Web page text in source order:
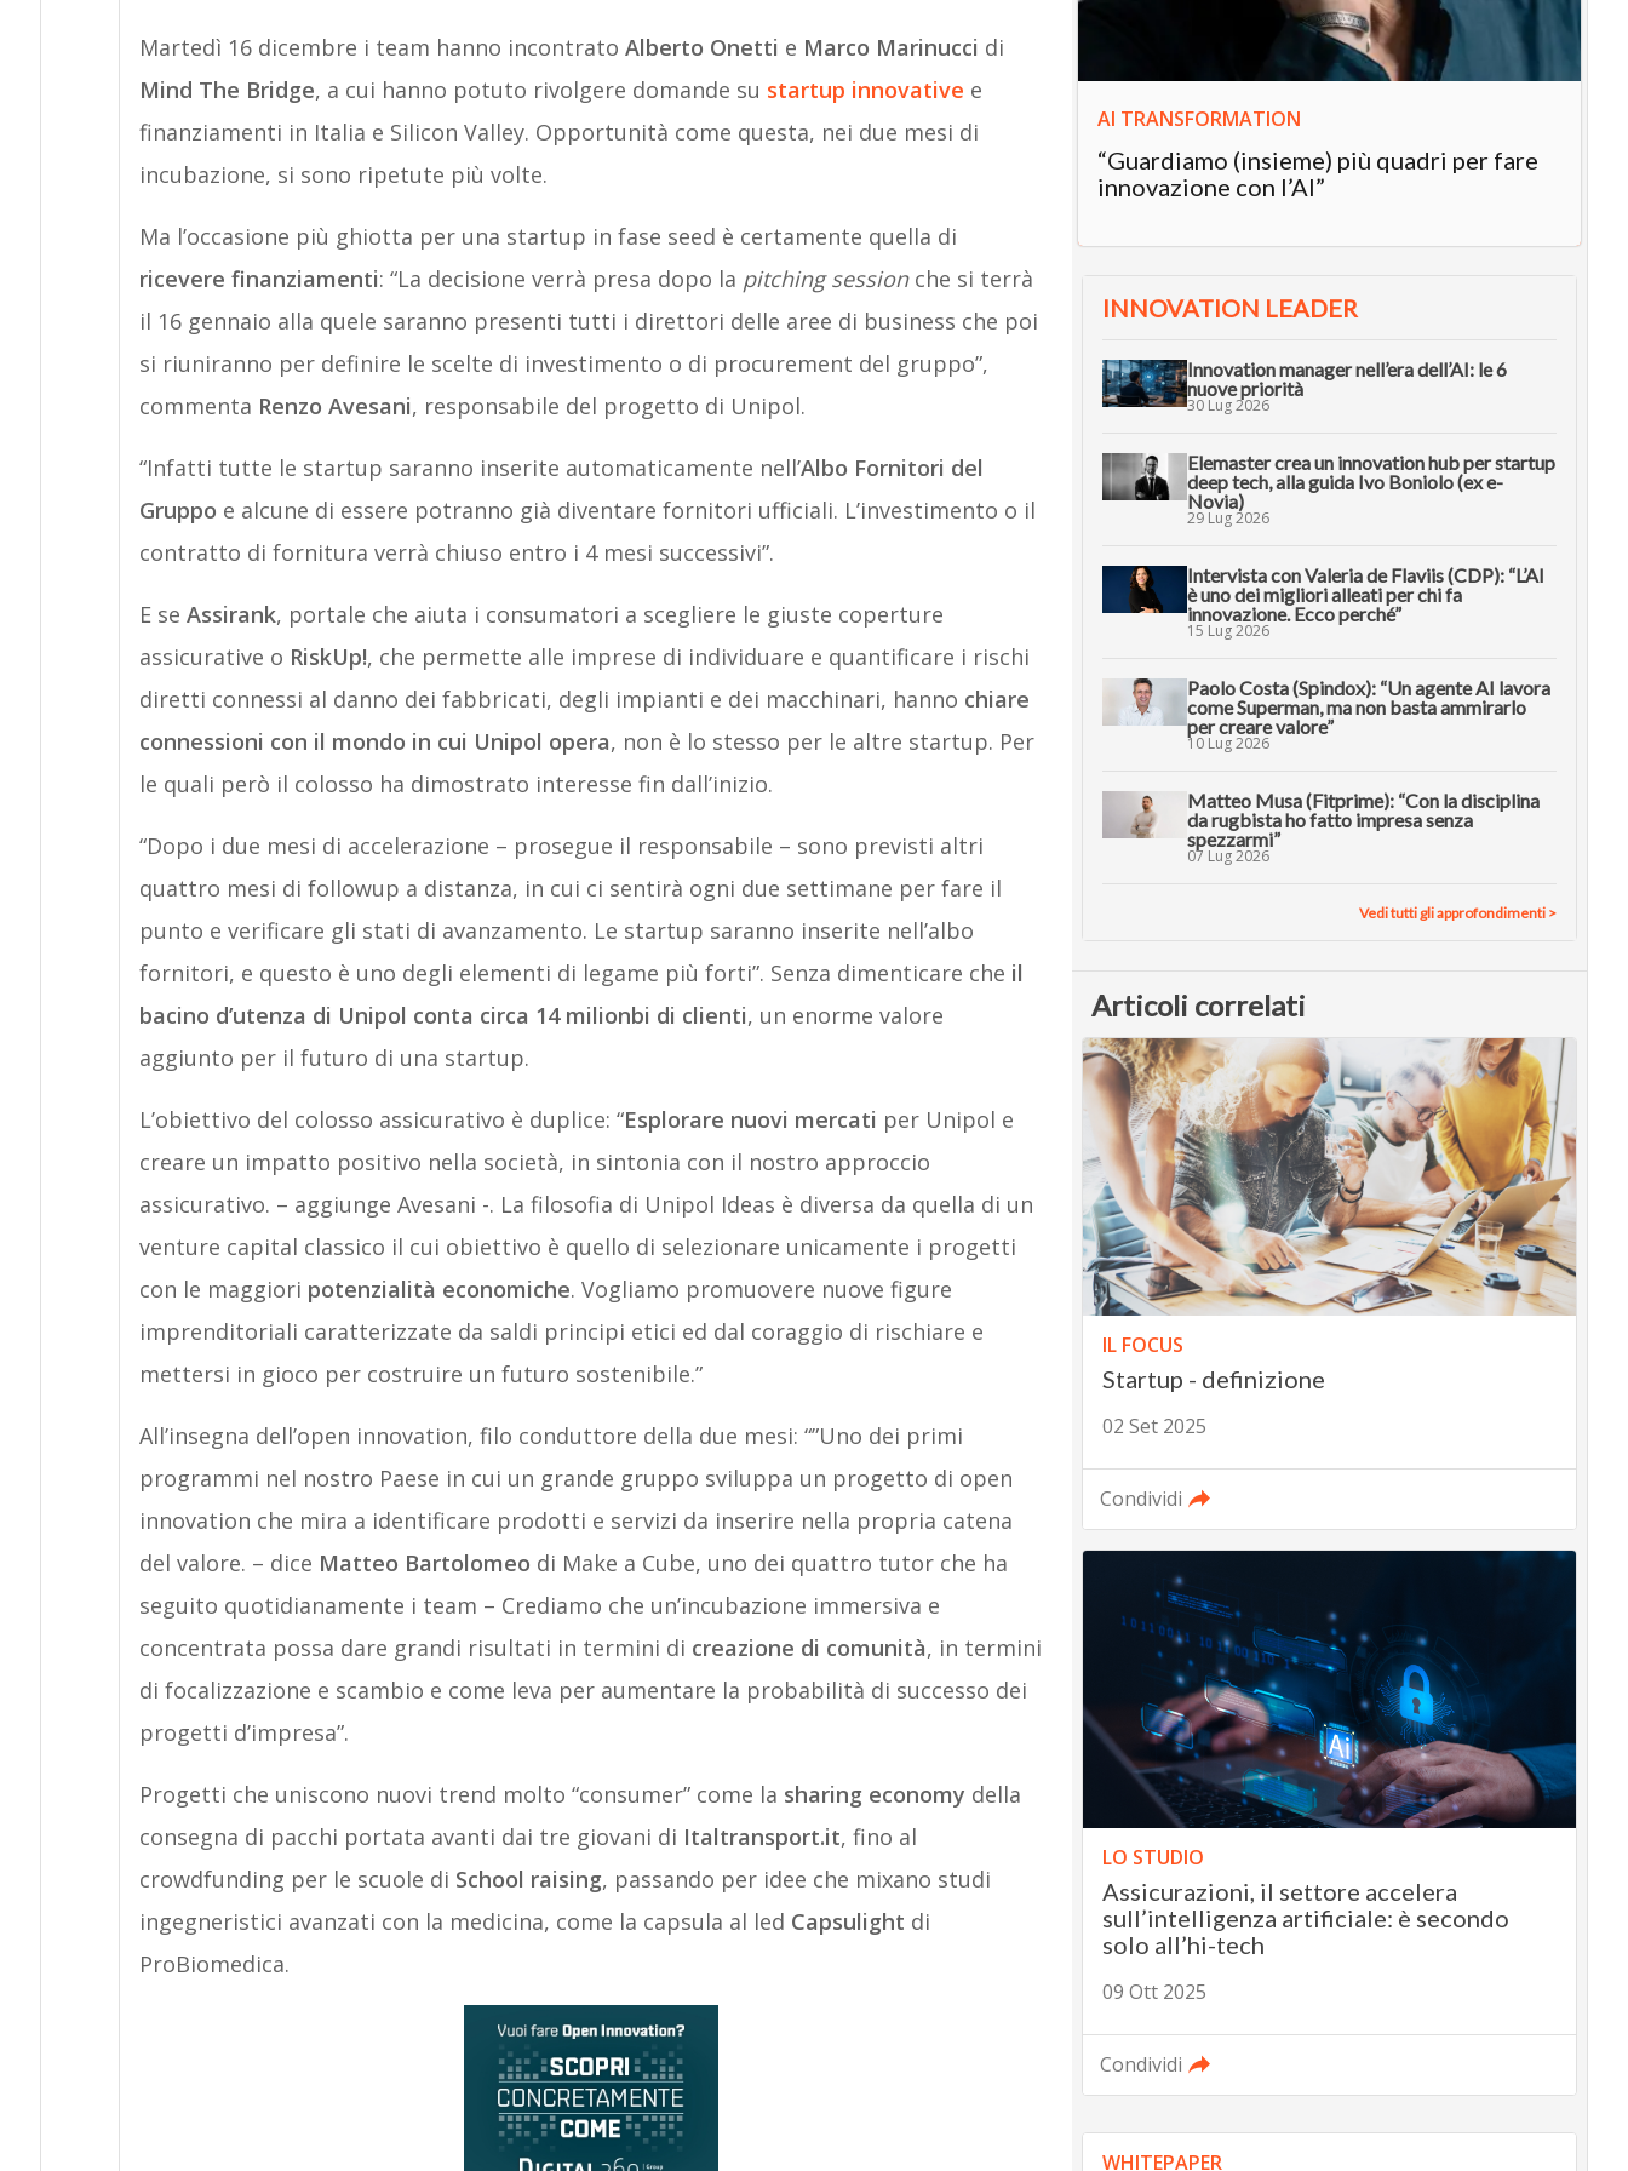
Martedì 16 dicembre i team hanno incontrato Alberto Onetti e Marco Marinucci di
Mind The Bridge, a cui hanno potuto rivolgere domande su startup innovative e
finanziamenti in Italia e Silicon Valley. Opportunità come questa, nei due mesi di
incubazione, si sono ripetute più volte.
Ma l’occasione più ghiotta per una startup in fase seed è certamente quella di
ricevere finanziamenti: “La decisione verrà presa dopo la pitching sessionche si terrà
il 16 gennaio alla quele saranno presenti tutti i direttori delle aree di business che poi
si riuniranno per definire le scelte di investimento o di procurement del gruppo”,
commenta Renzo Avesani, responsabile del progetto di Unipol.
“Infatti tutte le startup saranno inserite automaticamente nell’Albo Fornitori del
Gruppo e alcune di essere potranno già diventare fornitori ufficiali. L’investimento o il
contratto di fornitura verrà chiuso entro i 4 mesi successivi”.
E se Assirank, portale che aiuta i consumatori a scegliere le giuste coperture
assicurative o RiskUp!, che permette alle imprese di individuare e quantificare i rischi
diretti connessi al danno dei fabbricati, degli impianti e dei macchinari, hanno chiare
connessioni con il mondo in cui Unipol opera, non è lo stesso per le altre startup. Per
le quali però il colosso ha dimostrato interesse fin dall’inizio.
“Dopo i due mesi di accelerazione – prosegue il responsabile – sono previsti altri
quattro mesi di followup a distanza, in cui ci sentirà ogni due settimane per fare il
punto e verificare gli stati di avanzamento. Le startup saranno inserite nell’albo
fornitori, e questo è uno degli elementi di legame più forti”. Senza dimenticare che il
bacino d’utenza di Unipol conta circa 14 milionbi di clienti, un enorme valore
aggiunto per il futuro di una startup.
L’obiettivo del colosso assicurativo è duplice: “Esplorare nuovi mercati per Unipol e
creare un impatto positivo nella società, in sintonia con il nostro approccio
assicurativo. – aggiunge Avesani -. La filosofia di Unipol Ideas è diversa da quella di un
venture capital classico il cui obiettivo è quello di selezionare unicamente i progetti
con le maggiori potenzialità economiche. Vogliamo promuovere nuove figure
imprenditoriali caratterizzate da saldi principi etici ed dal coraggio di rischiare e
mettersi in gioco per costruire un futuro sostenibile.”
All’insegna dell’open innovation, filo conduttore della due mesi: “”Uno dei primi
programmi nel nostro Paese in cui un grande gruppo sviluppa un progetto di open
innovation che mira a identificare prodotti e servizi da inserire nella propria catena
del valore. – dice Matteo Bartolomeo di Make a Cube, uno dei quattro tutor che ha
seguito quotidianamente i team – Crediamo che un’incubazione immersiva e
concentrata possa dare grandi risultati in termini di creazione di comunità, in termini
di focalizzazione e scambio e come leva per aumentare la probabilità di successo dei
progetti d’impresa”.
Progetti che uniscono nuovi trend molto “consumer” come la sharing economy della
consegna di pacchi portata avanti dai tre giovani di Italtransport.it, fino al
crowdfunding per le scuole di School raising, passando per idee che mixano studi
ingegneristici avanzati con la medicina, come la capsula al led Capsulight di
ProBiomedica.
AI TRANSFORMATION
“Guardiamo (insieme) più quadri per fare
innovazione con l’AI”
INNOVATION LEADER
Innovation manager nell’era dell’AI: le 6
nuove priorità
30 Lug 2026
Elemaster crea un innovation hub per startup
deep tech, alla guida Ivo Boniolo (ex e-
Novia)
29 Lug 2026
Intervista con Valeria de Flaviis (CDP): “L’AI
è uno dei migliori alleati per chi fa
innovazione. Ecco perché”
15 Lug 2026
Paolo Costa (Spindox): “Un agente AI lavora
come Superman, ma non basta ammirarlo
per creare valore”
10 Lug 2026
Matteo Musa (Fitprime): “Con la disciplina
da rugbista ho fatto impresa senza
spezzarmi”
07 Lug 2026
Vedi tutti gli approfondimenti >
Articoli correlati
IL FOCUS
Startup - definizione
02 Set 2025
Condividi
LO STUDIO
Assicurazioni, il settore accelera
sull’intelligenza artificiale: è secondo
solo all’hi-tech
09 Ott 2025
Condividi
WHITEPAPER